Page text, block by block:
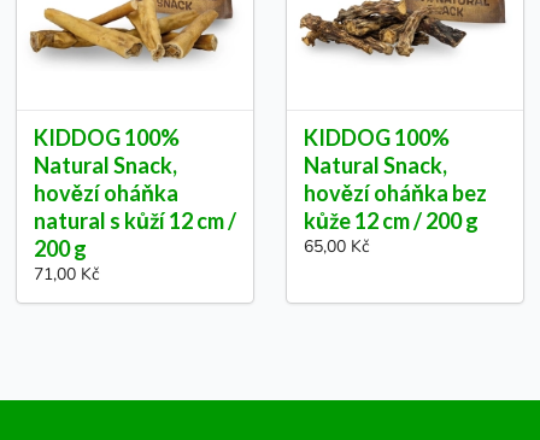
KIDDOG 100%
Natural Snack,
hovězí oháňka
natural s kůží 12 cm /
200 g
71,00 Kč
KIDDOG 100%
Natural Snack,
hovězí oháňka bez
kůže 12 cm / 200 g
65,00 Kč